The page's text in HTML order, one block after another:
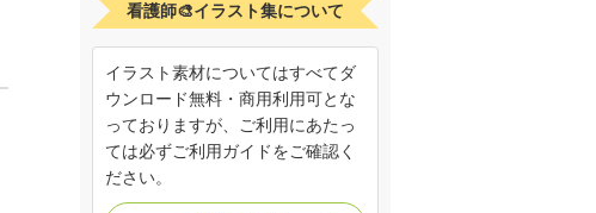
看護師🎨イラスト集について
イラスト素材についてはすべてダ
ウンロード無料・商用利用可とな
っておりますが、ご利用にあたっ
ては必ずご利用ガイドをご確認く
ださい。